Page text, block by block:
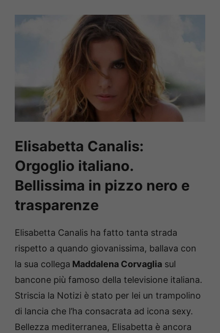
Elisabetta Canalis:
Orgoglio italiano.
Bellissima in pizzo nero e
trasparenze
Elisabetta Canalis ha fatto tanta strada
rispetto a quando giovanissima, ballava con
la sua collega Maddalena Corvaglia sul
bancone più famoso della televisione italiana.
Striscia la Notizi è stato per lei un trampolino
di lancia che l’ha consacrata ad icona sexy.
Bellezza mediterranea, Elisabetta è ancora